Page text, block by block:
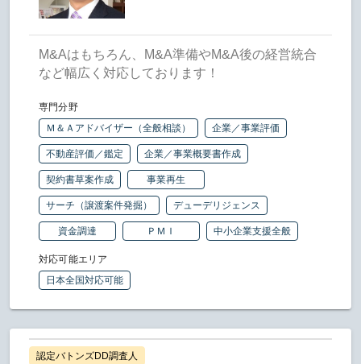
M&Aはもちろん、M&A準備やM&A後の経営統合
など幅広く対応しております！
専門分野
Ｍ＆Ａアドバイザー（全般相談）
企業／事業評価
不動産評価／鑑定 企業／事業概要書作成
契約書草案作成 事業再生
サーチ（譲渡案件発掘） デューデリジェンス
資金調達 ＰＭＩ 中小企業支援全般
対応可能エリア
日本全国対応可能
認定バトンズDD調査人